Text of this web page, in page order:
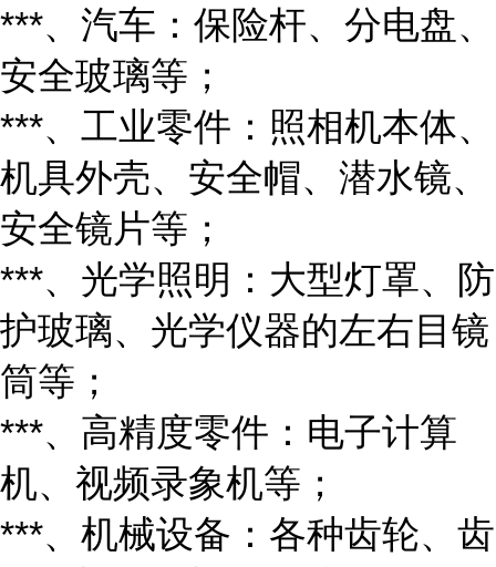
***、汽车：保险杆、分电盘、
安全玻璃等；
***、工业零件：照相机本体、
机具外壳、安全帽、潜水镜、
安全镜片等；
***、光学照明：大型灯罩、防
护玻璃、光学仪器的左右目镜
筒等；
***、高精度零件：电子计算
机、视频录象机等；
***、机械设备：各种齿轮、齿